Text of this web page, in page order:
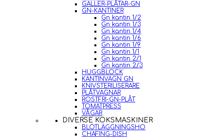
GALLER-PLÅTAR-GN
GN-KANTINER
Gn kantin 1/2
Gn kantin 1/3
Gn kantin 1/4
Gn kantin 1/6
Gn kantin 1/9
Gn kantin 1/1
Gn kantin 2/1
Gn kantin 2/3
HUGGBLOCK
KANTINVAGN GN
KNIVSTERILISERARE
PLÅTVAGNAR
ROSTFRI-GN-PLÅT
TOMATPRESS
VÅGAR
DIVERSE KÖKSMASKINER
BLÖTLÄGGNINGSHO
CHAFING-DISH